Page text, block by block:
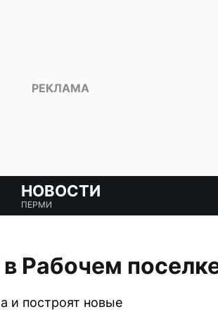
НОВОСТИ
ПЕРМИ
Рабочем
и построят новые